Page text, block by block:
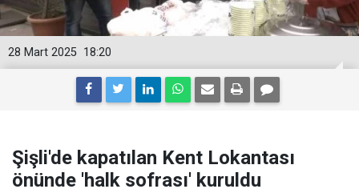
18:20
28 Mart 2025
Şişli'de kapatılan Kent Lokantası
önünde 'halk sofrası' kuruldu